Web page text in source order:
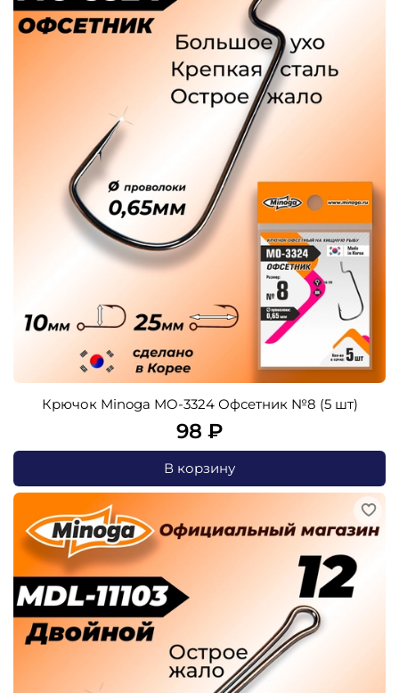
Крючок Minoga MO-3324 Офсетник №8 (5 шт)
98 ₽
В корзину